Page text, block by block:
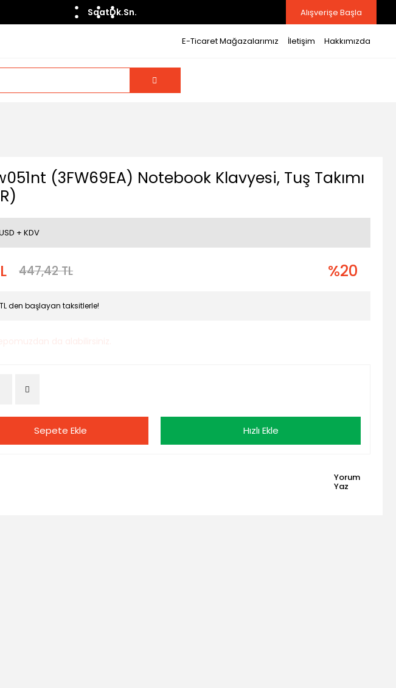
SaatDk.Sn. Alışverişe Başla
E-Ticaret Mağazalarımız İletişim Hakkımızda
(3FW69EA) Notebook Klavyesi, Tuş Takımı
+ KDV
447,42 TL %20
TL den başlayan taksitlerle!
Sepete Ekle Hızlı Ekle
Yorum
Yaz